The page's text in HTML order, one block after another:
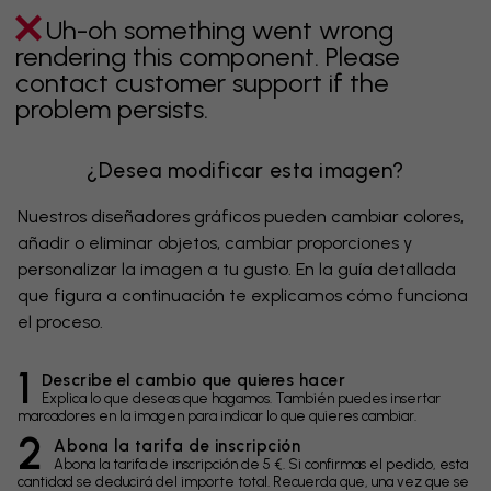
Uh-oh something went wrong
rendering this component. Please
contact customer support if the
problem persists.
¿Desea modificar esta imagen?
Nuestros diseñadores gráficos pueden cambiar colores,
añadir o eliminar objetos, cambiar proporciones y
personalizar la imagen a tu gusto. En la guía detallada
que figura a continuación te explicamos cómo funciona
el proceso.
1 Describe el cambio que quieres hacer
Explica lo que deseas que hagamos. También puedes insertar
marcadores en la imagen para indicar lo que quieres cambiar.
2 Abona la tarifa de inscripción
Abona la tarifa de inscripción de 5 €. Si confirmas el pedido, esta
cantidad se deducirá del importe total. Recuerda que, una vez que se